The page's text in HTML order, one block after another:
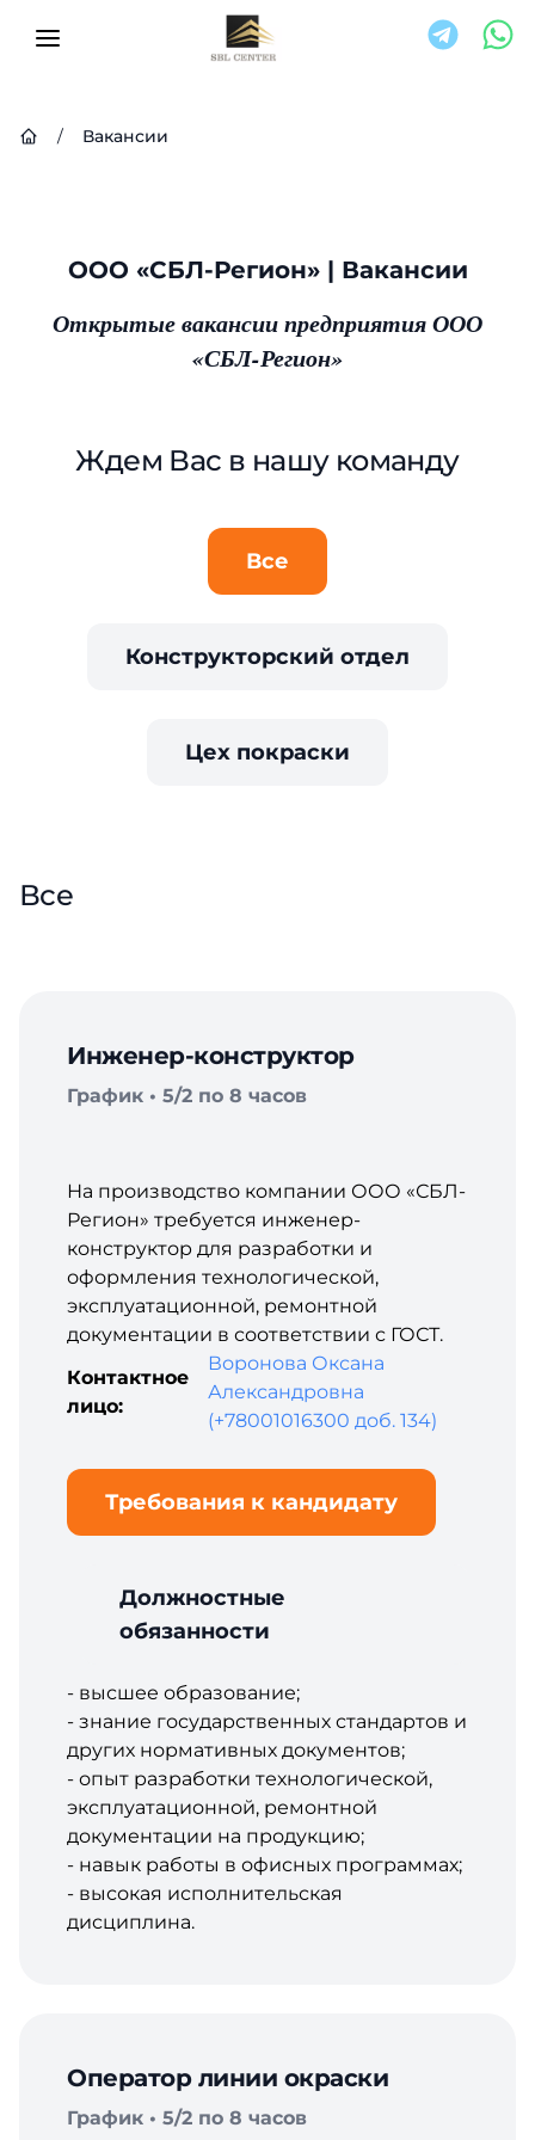
/ Вакансии
ООО «СБЛ-Регион» | Вакансии
Открытые вакансии предприятия ООО
«СБЛ-Регион»
Ждем Вас в нашу команду
Все
Конструкторский отдел
Цех покраски
Все
Инженер-конструктор
График • 5/2 по 8 часов
На производство компании ООО «СБЛ-
Регион» требуется инженер-
конструктор для разработки и
оформления технологической,
эксплуатационной, ремонтной
документации в соответствии с ГОСТ.
Контактное
лицо:
Воронова Оксана
Александровна
(+78001016300 доб. 134)
Требования к кандидату
Должностные
обязанности
- высшее образование;
- знание государственных стандартов и
других нормативных документов;
- опыт разработки технологической,
эксплуатационной, ремонтной
документации на продукцию;
- навык работы в офисных программах;
- высокая исполнительская
дисциплина.
Оператор линии окраски
График • 5/2 по 8 часов